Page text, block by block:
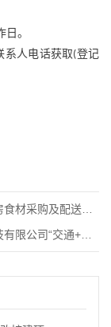
日。
系人电话获取(登记
配送项目公开招标
“交通+文旅”新媒